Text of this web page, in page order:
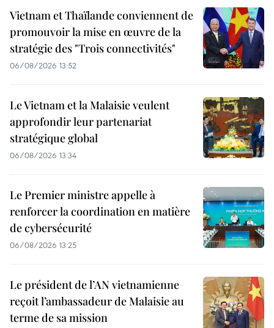
Vietnam et Thaïlande conviennent de
promouvoir la mise en œuvre de la
stratégie des "Trois connectivités"
06/08/2026 13:52
Le Vietnam et la Malaisie veulent
approfondir leur partenariat
stratégique global
06/08/2026 13:34
Le Premier ministre appelle à
renforcer la coordination en matière
de cybersécurité
06/08/2026 13:25
Le président de l’AN vietnamienne
reçoit l’ambassadeur de Malaisie au
terme de sa mission